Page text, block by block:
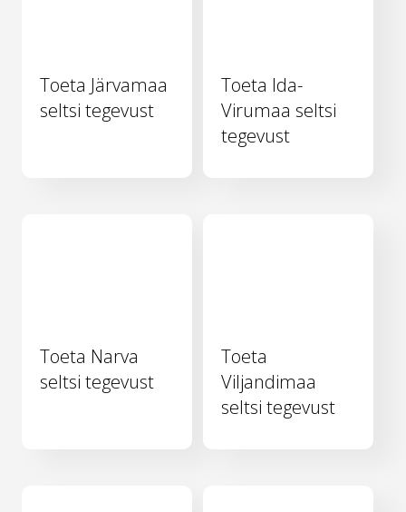
Toeta Järvamaa
seltsi tegevust
Toeta Ida-
Virumaa seltsi
tegevust
Toeta Narva
seltsi tegevust
Toeta
Viljandimaa
seltsi tegevust